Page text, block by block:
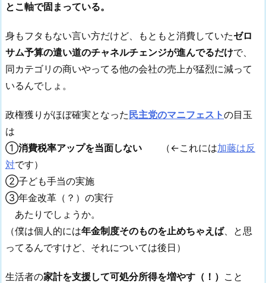
とこ軸で固まっている。
身もフタもない言い方だけど、もともと消費していたゼロ
サム予算の遣い道のチャネルチェンジが進んでるだけで、
同カテゴリの商いやってる他の会社の売上が猛烈に減って
いるんでしょ。
政権獲りがほぼ確実となった民主党のマニフェストの目玉
は
①消費税率アップを当面しない （←これには加藤は反
対です）
②子ども手当の実施
③年金改革（？）の実行
あたりでしょうか。
（僕は個人的には年金制度そのものを止めちゃえば、と思
ってるんですけど、それについては後日）
生活者の家計を支援して可処分所得を増やす（！） こと